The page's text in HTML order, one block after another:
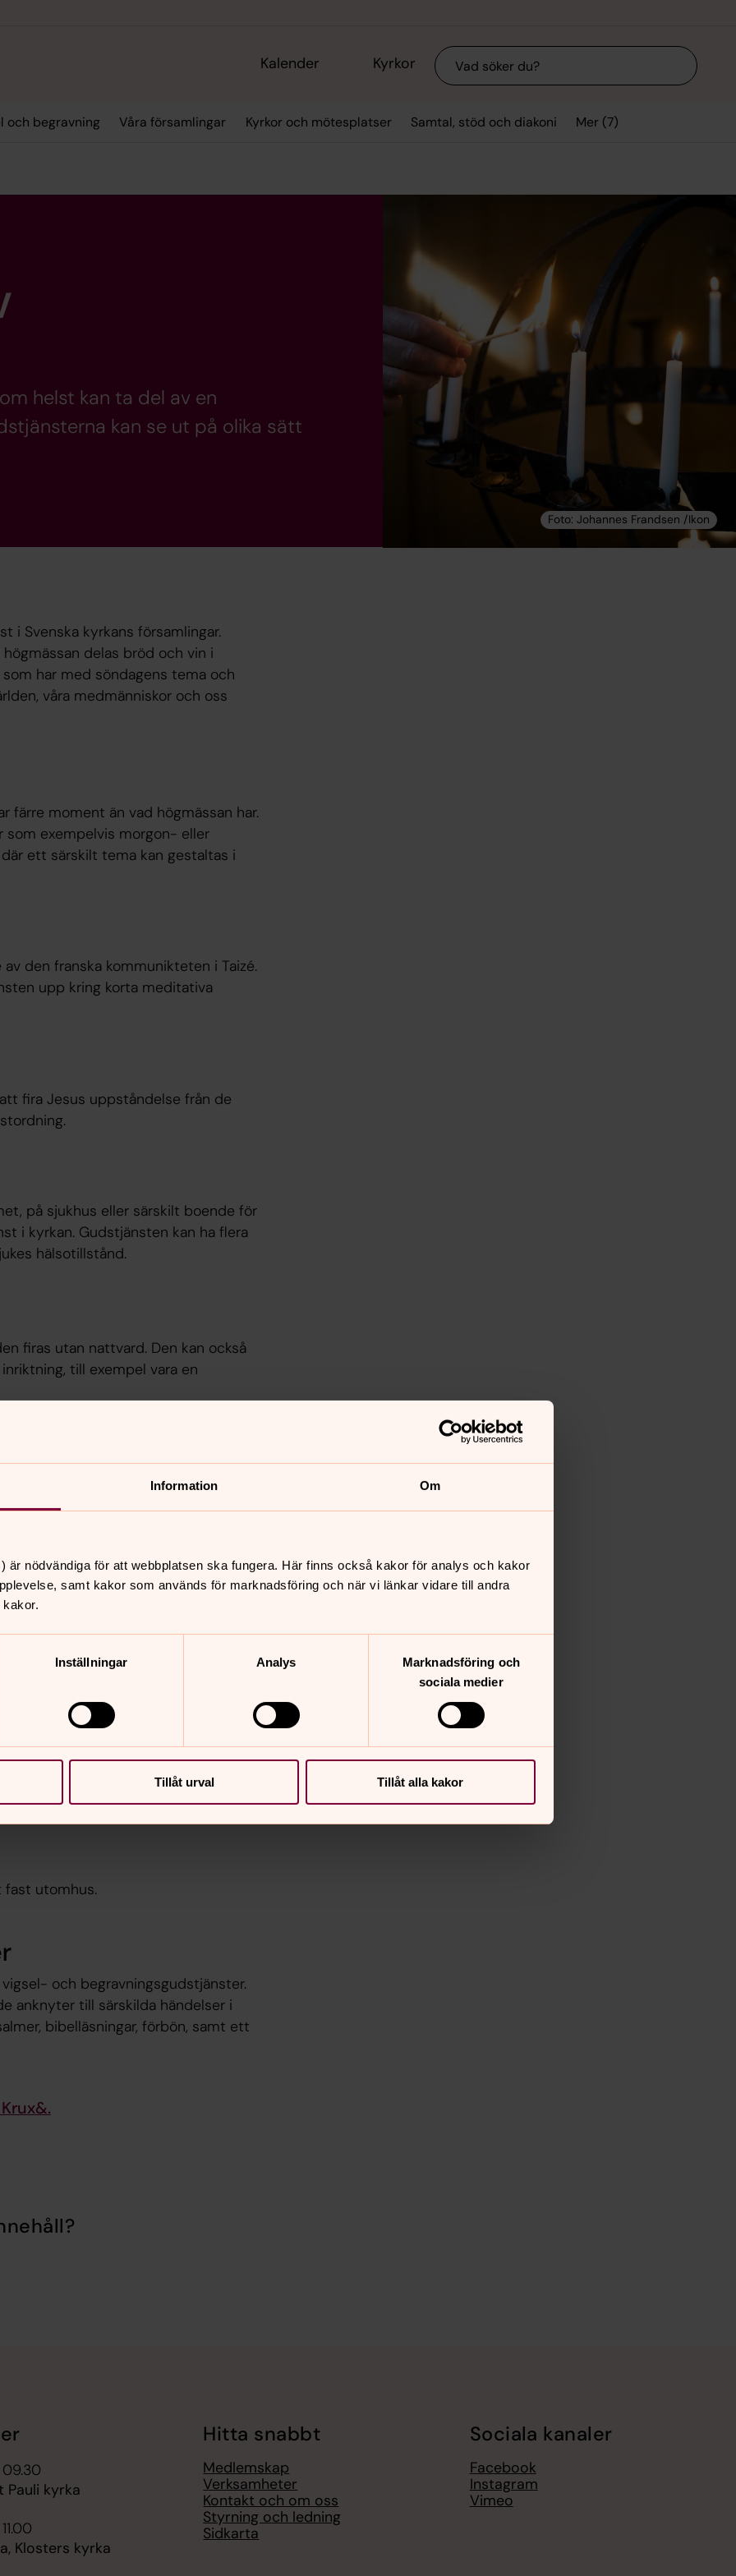
Information Om
är nödvändiga för att webbplatsen ska fungera. Här finns också kakor för analys och kakor
samt kakor som används för marknadsföring och när vi länkar vidare till andra
Inställningar Analys
Marknadsföring och
sociala medier
Tillåt urval Tillåt alla kakor
Kalender Kyrkor Sök
och begravning Våra församlingar Kyrkor och mötesplatser Samtal, stöd och diakoni Mer (7)
helst kan ta del av en
kan se ut på olika sätt
i Svenska kyrkans församlingar.
delas bröd och vin i
har med söndagens tema och
våra medmänniskor och oss
färre moment än vad högmässan har.
som exempelvis morgon- eller
ett särskilt tema kan gestaltas i
den franska kommunikteten i Taizé.
upp kring korta meditativa
fira Jesus uppståndelse från de
på sjukhus eller särskilt boende för
i kyrkan. Gudstjänsten kan ha flera
hälsotillstånd.
firas utan nattvard. Den kan också
till exempel vara en
på Kristi himmelfärds dag.
Deltagarna kan gå till olika platser
och skriva en bön på en annan.
andliga program med tolv
innehålla gemensam psalmsång,
Förutom att det är mycket musik så
i musiken eller söndagens tema,
fast utomhus.
och begravningsgudstjänster.
anknyter till särskilda händelser i
bibelläsningar, förbön, samt ett
Pauli kyrka
Klosters kyrka
Hitta snabbt
Medlemskap
Verksamheter
Kontakt och om oss
Styrning och ledning
Sidkarta
Sociala kanaler
Facebook
Instagram
Vimeo